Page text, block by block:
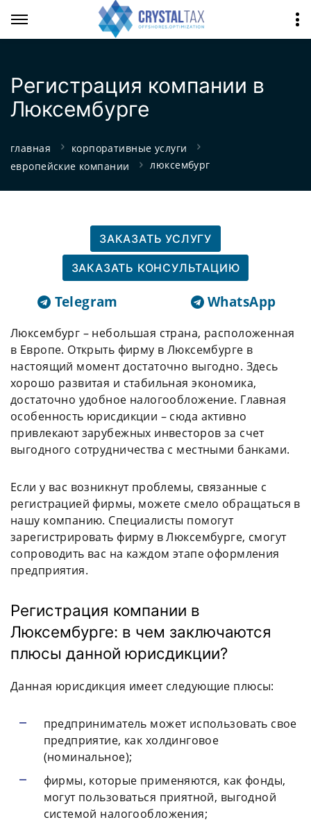
Регистрация компании в
Люксембурге
главная
корпоративные услуги
европейские компании
люксембург
ЗАКАЗАТЬ УСЛУГУ
ЗАКАЗАТЬ КОНСУЛЬТАЦИЮ
Telegram WhatsApp
Люксембург – небольшая страна, расположенная
в Европе. Открыть фирму в Люксембурге в
настоящий момент достаточно выгодно. Здесь
хорошо развитая и стабильная экономика,
достаточно удобное налогообложение. Главная
особенность юрисдикции – сюда активно
привлекают зарубежных инвесторов за счет
выгодного сотрудничества с местными банками.
Если у вас возникнут проблемы, связанные с
регистрацией фирмы, можете смело обращаться в
нашу компанию. Специалисты помогут
зарегистрировать фирму в Люксембурге, смогут
сопроводить вас на каждом этапе оформления
предприятия.
Регистрация компании в
Люксембурге: в чем заключаются
плюсы данной юрисдикции?
Данная юрисдикция имеет следующие плюсы:
предприниматель может использовать свое
предприятие, как холдинговое
(номинальное);
фирмы, которые применяются, как фонды,
могут пользоваться приятной, выгодной
системой налогообложения;